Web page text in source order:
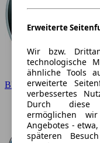
BMW
Erweiterte
Wir bzw.
technologische
ähnliche Tools
erweiterte
verbessertes
Durch diese
ermöglichen
Angebotes -
späteren